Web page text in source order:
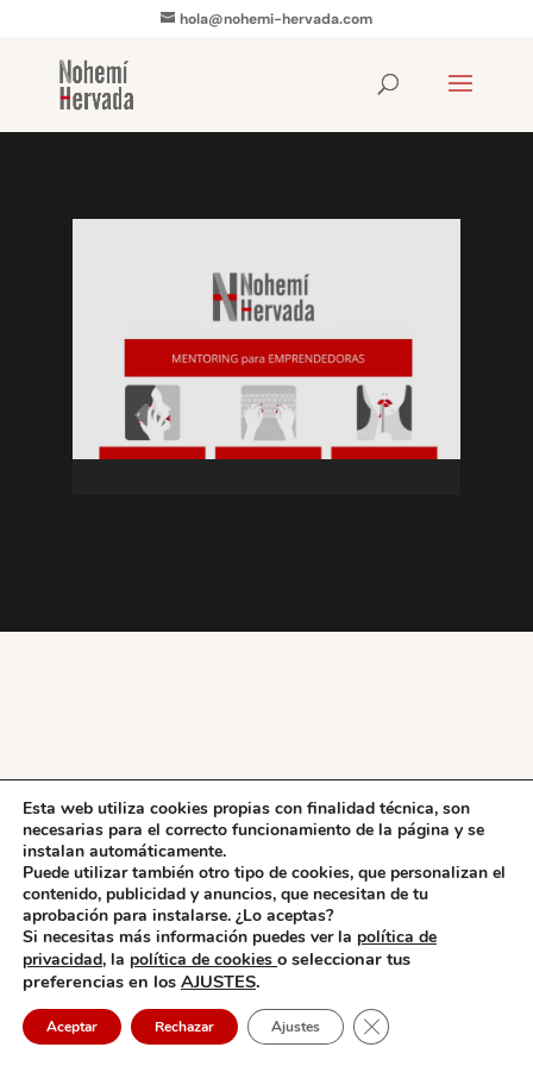
hola@nohemi-hervada.com
Esta web utiliza cookies propias con finalidad técnica, son
necesarias para el correcto funcionamiento de la página y se
instalan automáticamente.
Puede utilizar también otro tipo de cookies, que personalizan el
contenido, publicidad y anuncios, que necesitan de tu
aprobación para instalarse. ¿Lo aceptas?
Si necesitas más información puedes ver la política de
privacidad, la política de cookies o seleccionar tus
preferencias en los AJUSTES.
Aceptar Rechazar Ajustes Cerrar el banner de